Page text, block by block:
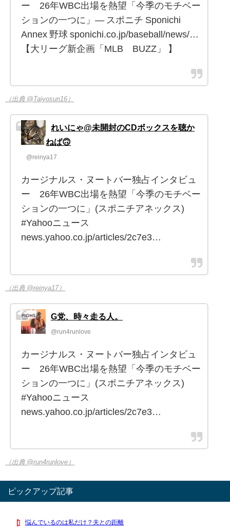
ー 26年WBC出場を熱望「今季のモチベー
ションの一つに」― スポニチ Sponichi
Annex 野球 sponichi.co.jp/baseball/news/…
【大リーグ新企画「MLB BUZZ」 】
（出典 @Taiyosun16）
れいにゃ@未開封のCDボックスを聴か
ねば🙃
@reinya17
カージナルス・ヌートバー独占インタビュ
ー 26年WBC出場を熱望「今季のモチベー
ションの一つに」(スポニチアネックス)
#Yahooニュース
news.yahoo.co.jp/articles/2c7e3…
（出典 @reinya17）
G党、時々走る人。
@run4runlove
カージナルス・ヌートバー独占インタビュ
ー 26年WBC出場を熱望「今季のモチベー
ションの一つに」(スポニチアネックス)
#Yahooニュース
news.yahoo.co.jp/articles/2c7e3…
（出典 @run4runlove）
ピックアップ記事